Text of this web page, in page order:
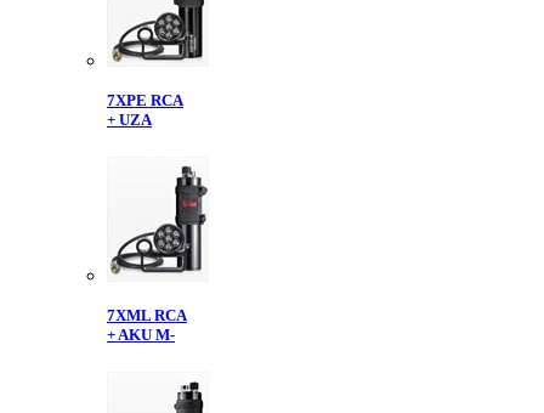
7XPE RCA
+ UZA
7XML RCA
+ AKU M-